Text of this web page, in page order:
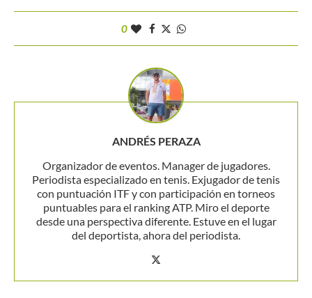
0
ANDRÉS PERAZA
Organizador de eventos. Manager de jugadores.
Periodista especializado en tenis. Exjugador de tenis
con puntuación ITF y con participación en torneos
puntuables para el ranking ATP. Miro el deporte
desde una perspectiva diferente. Estuve en el lugar
del deportista, ahora del periodista.